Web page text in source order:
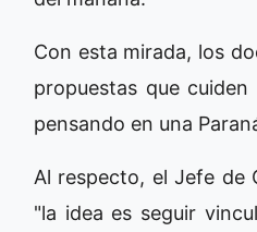
Con esta mirada, los
propuestas que
pensando en una
Al respecto, el Jefe de
"la idea es seguir